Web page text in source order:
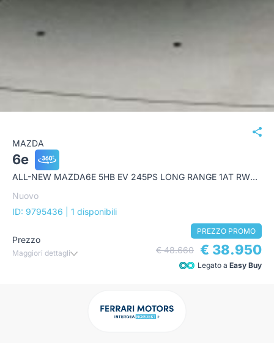
MAZDA
6e
ALL-NEW MAZDA6E 5HB EV 245PS LONG RANGE 1AT RWD TAKUMI PLUS
Nuovo
ID: 9795436
| 1 disponibili
Prezzo
Maggiori dettagli
PREZZO PROMO
€ 48.660 € 38.950
Legato a Easy Buy